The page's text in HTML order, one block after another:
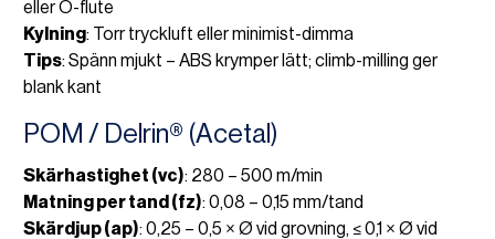
eller O-flute
Kylning: Torr tryckluft eller minimist-dimma
Tips: Spänn mjukt – ABS krymper lätt; climb-milling ger
blank kant
POM / Delrin® (Acetal)
Skärhastighet (vc): 280 – 500 m/min
Matning per tand (fz): 0,08 – 0,15 mm/tand
Skärdjup (ap): 0,25 – 0,5 × Ø vid grovning, ≤ 0,1 × Ø vid